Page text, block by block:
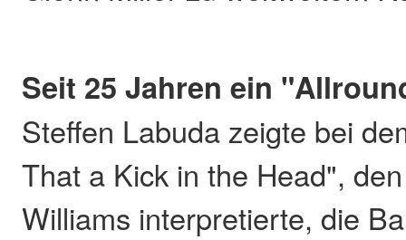
Seit 25 Jahren ein
Steffen Labuda zeigte bei
That a Kick in the Head",
Williams interpretierte, die